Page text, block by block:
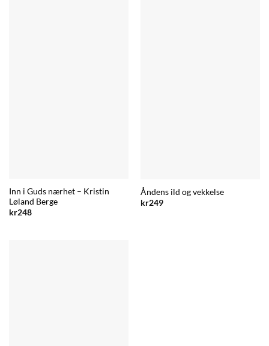
Inn i Guds nærhet – Kristin
Løland Berge
kr248
Åndens ild og vekkelse
kr249